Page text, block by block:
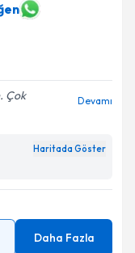
Çok
Devamı
Haritada Göster
Daha Fazla